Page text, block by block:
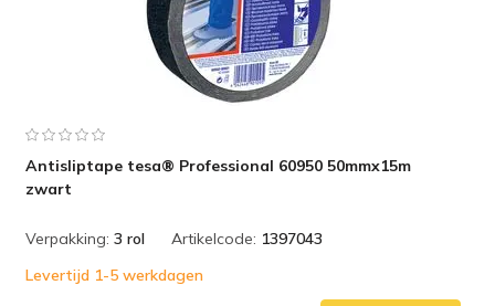
Antisliptape tesa® Professional 60950 50mmx15m
zwart
Verpakking: 3 rol Artikelcode: 1397043
Levertijd 1-5 werkdagen